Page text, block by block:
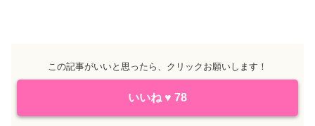
この記事がいいと思ったら、クリックお願いします！
いいね ♥ 78